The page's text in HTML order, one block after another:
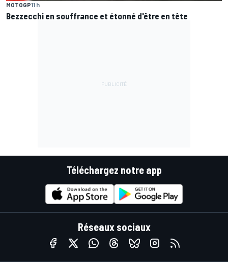
MOTOGP11 h
Bezzecchi en souffrance et étonné d'être en tête
Téléchargez notre app
Réseaux sociaux